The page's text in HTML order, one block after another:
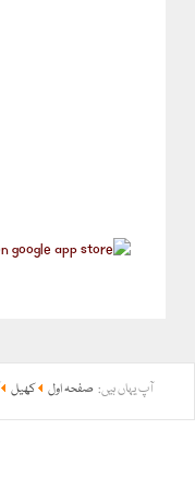
آپ یہاں ہیں: صفحہ اول کھیل